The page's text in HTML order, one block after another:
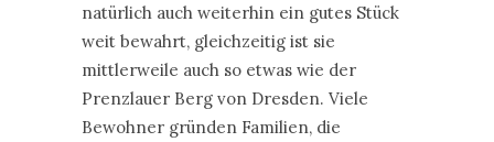
natürlich auch weiterhin ein gutes Stück
weit bewahrt, gleichzeitig ist sie
mittlerweile auch so etwas wie der
Prenzlauer Berg von Dresden. Viele
Bewohner gründen Familien, die